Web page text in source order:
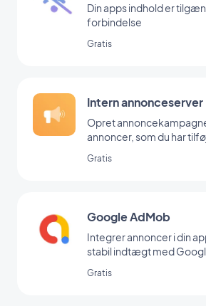
Din apps indhold er
forbindelse
Gratis
Intern annonceserver
Opret
annoncer, som du har
Gratis
Google AdMob
Integrer annoncer i din
stabil indtægt med
Gratis